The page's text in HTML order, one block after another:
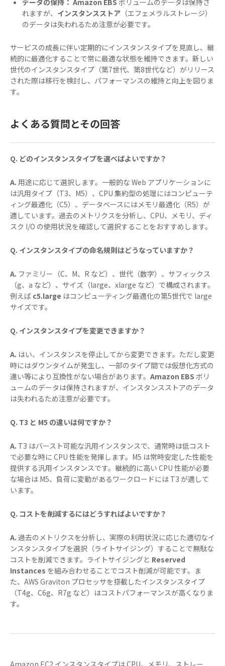
データの保持： Amazon EBS ボリュームのデータは保持さ
れますが、 インスタンスストア （エフェメラルストレージ）
のデータは失われるため注意が必要です。
サービスの成長に伴い定期的にインスタンスタイプを見直し、継
続的に最適化することで常に最適な状態を維持できます。新しい
世代のインスタンスタイプ（第7世代、第8世代など）がリリース
された際は移行を検討し、パフォーマンスの維持と向上を図りま
す。
よくある質問とその回答
Q. どのインスタンスタイプを選べばよいですか？
A. 用途に応じて選択します。一般的な Web アプリケーションに
は汎用タイプ（T3、M5）、CPU 集約型の処理にはコンピューテ
ィング最適化（C5）、データベースにはメモリ最適化（R5）が
適しています。過去のメトリクスを分析し、CPU、メモリ、ディ
スク I/O の使用状況を確認して選択することをおすすめします。
Q. インスタンスタイプの命名規則はどうなっていますか？
A. ファミリー（C、M、R など）、世代（数字）、サフィックス
（g、a など）、サイズ（large、xlarge など）で構成されます。
例えば c5.large はコンピューティング最適化の第5世代で large
サイズです。
Q. インスタンスタイプを変更できますか？
A. はい、インスタンスを停止してから変更できます。ただし変更
時にはダウンタイムが発生し、一部のタイプ間では仮想化方式の
違い等により互換性がない場合があります。 Amazon EBS ボリ
ュームのデータは保持されますが、インスタンスストアのデータ
は失われるため注意が必要です。
Q. T3 と M5 の違いは何ですか？
A. T3 はバースト可能な汎用インスタンスで、通常時は低コスト
で必要な時に CPU 性能を発揮します。M5 は常時安定した性能を
提供する汎用インスタンスです。継続的に高い CPU 性能が必要
な場合は M5、負荷に変動があるワークロードには T3 が適して
います。
Q. コストを削減するにはどうすればよいですか？
A. 過去のメトリクスを分析し、実際の利用状況に応じた適切なイ
ンスタンスタイプを選択（ライトサイジング）することで無駄な
コストを削減できます。ライトサイジングと Reserved
Instances を組み合わせることでコスト削減が可能です。ま
た、AWS Graviton プロセッサを搭載したインスタンスタイプ
（T4g、C6g、R7g など）はコストパフォーマンスが高くなりま
す。